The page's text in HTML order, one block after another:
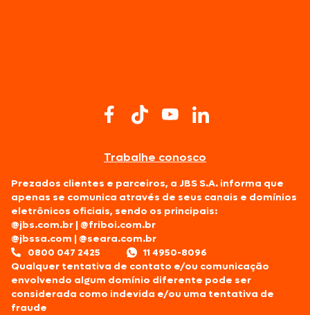
Trabalhe conosco
Prezados clientes e parceiros, a JBS S.A. informa que
apenas se comunica através de seus canais e domínios
eletrônicos oficiais, sendo os principais:
@jbs.com.br |@friboi.com.br
@jbssa.com |@seara.com.br
0800 047 2425
11 4950-8096
Qualquer tentativa de contato e/ou comunicação
envolvendo algum domínio diferente pode ser
considerada como indevida e/ou uma tentativa de
fraude